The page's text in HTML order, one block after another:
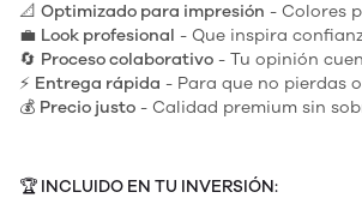
📐 Optimizado para impresión - Colores
💼 Look profesional - Que inspira
🔄 Proceso colaborativo - Tu opinión
⚡ Entrega rápida - Para que no pierdas
💰 Precio justo - Calidad premium sin
🏆 INCLUIDO EN TU INVERSIÓN: